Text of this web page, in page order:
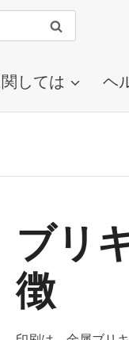
しては ヘ
ブリ
徴